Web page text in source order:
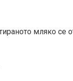
мляко се